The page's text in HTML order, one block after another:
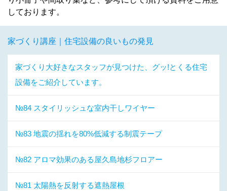
しております。
家づくり講座｜住宅設備の良いもの発見
家づくり大好きなスタッフが見つけた、グッ!とくる住宅
設備をご紹介しています。
№84 スタイリッシュな室内干しワイヤー
№83 地震の揺れを80%低減する制震テープ
№82 アロマ効果のある屋久島地杉フロアー
№81 太陽熱を反射する遮熱屋根